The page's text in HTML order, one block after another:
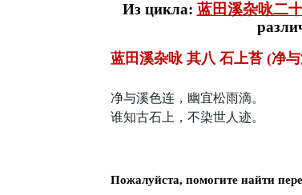
Из цикла: 蓝田溪杂咏二
蓝田溪杂咏 其八 石上苔 (净
净与溪色连，幽宜松雨滴。
谁知古石上，不染世人迹。
Пожалуйста, помогите найти